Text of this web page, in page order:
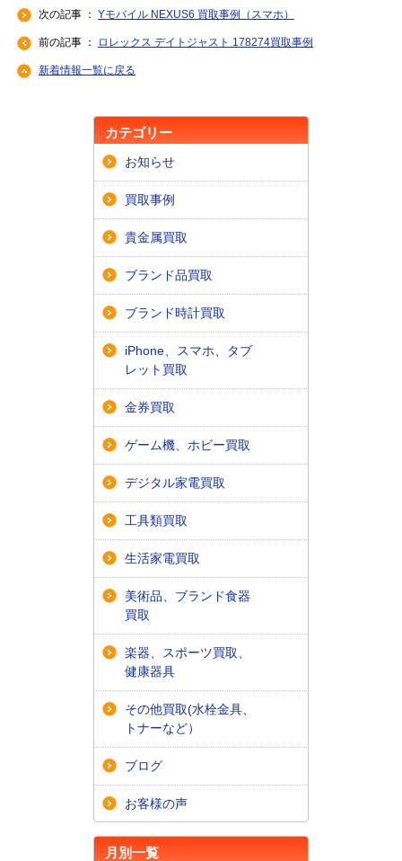
次の記事 ： Yモバイル NEXUS6 買取事例（スマホ）
前の記事 ： ロレックス デイトジャスト 178274買取事例
新着情報一覧に戻る
カテゴリー
お知らせ
買取事例
貴金属買取
ブランド品買取
ブランド時計買取
iPhone、スマホ、タブ
レット買取
金券買取
ゲーム機、ホビー買取
デジタル家電買取
工具類買取
生活家電買取
美術品、ブランド食器
買取
楽器、スポーツ買取、
健康器具
その他買取(水栓金具、
トナーなど）
ブログ
お客様の声
月別一覧